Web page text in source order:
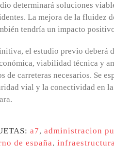
determinará soluciones
La mejora de la fluidez
tendría un impacto
el estudio previo deberá
viabilidad técnica y
de carreteras necesarios. Se
vial y la conectividad en
a7, administracion
de españa,